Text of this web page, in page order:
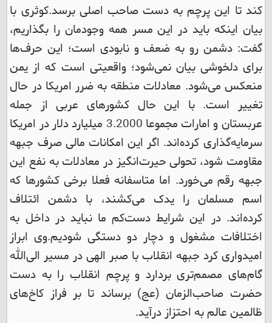
کند تا این پرچم به دست صاحب اصلی برسد.کوثری با
بیان اینکه باید در این مسر همه وجودمان را بگذاریم،
گفت: دشمن رو به ضعف و نابودی است؛ این حرف‌ها
برای دلخوشی بیان نمی‌شود؛ واقعیتی است که از یمن
منعکس می‌شود. معادلات منطقه به ضرر امریکا در حال
تغییر است. با این حال کشورهای عربی از جمله
عربستان و امارات مجموعا 3.2000 میلیارد دلار در امریکا
سرمایه‌گذاری کرده‌اند. اگر این امکانات مالی صرف جبهه
مقاومت شود، تحولی حیرت‌انگیز در معادلات به نفع این
جبهه رقم می‌خورد. اما متاسفانه فعلا برخی کشورها که
اسم مسلمان را یدک می‌کشند، با دشمن ائتلاف
کرده‌اند. در این شرایط دست‌کم ما نباید در داخل به
اختلافات مشغول و دچار دو دستگی شودیم.وی ابراز
امیدواری کرد جبهه انقلاب با صبر الهی در مسیر الی‌الله
گام‌های مصمم‌تری بردارد و پرچم انقلاب را به دست
حضرت صاحب‌الزمان (عج) برساند تا بر فراز کاخ‌های
ظالمین عالم به احتزاز درآید.